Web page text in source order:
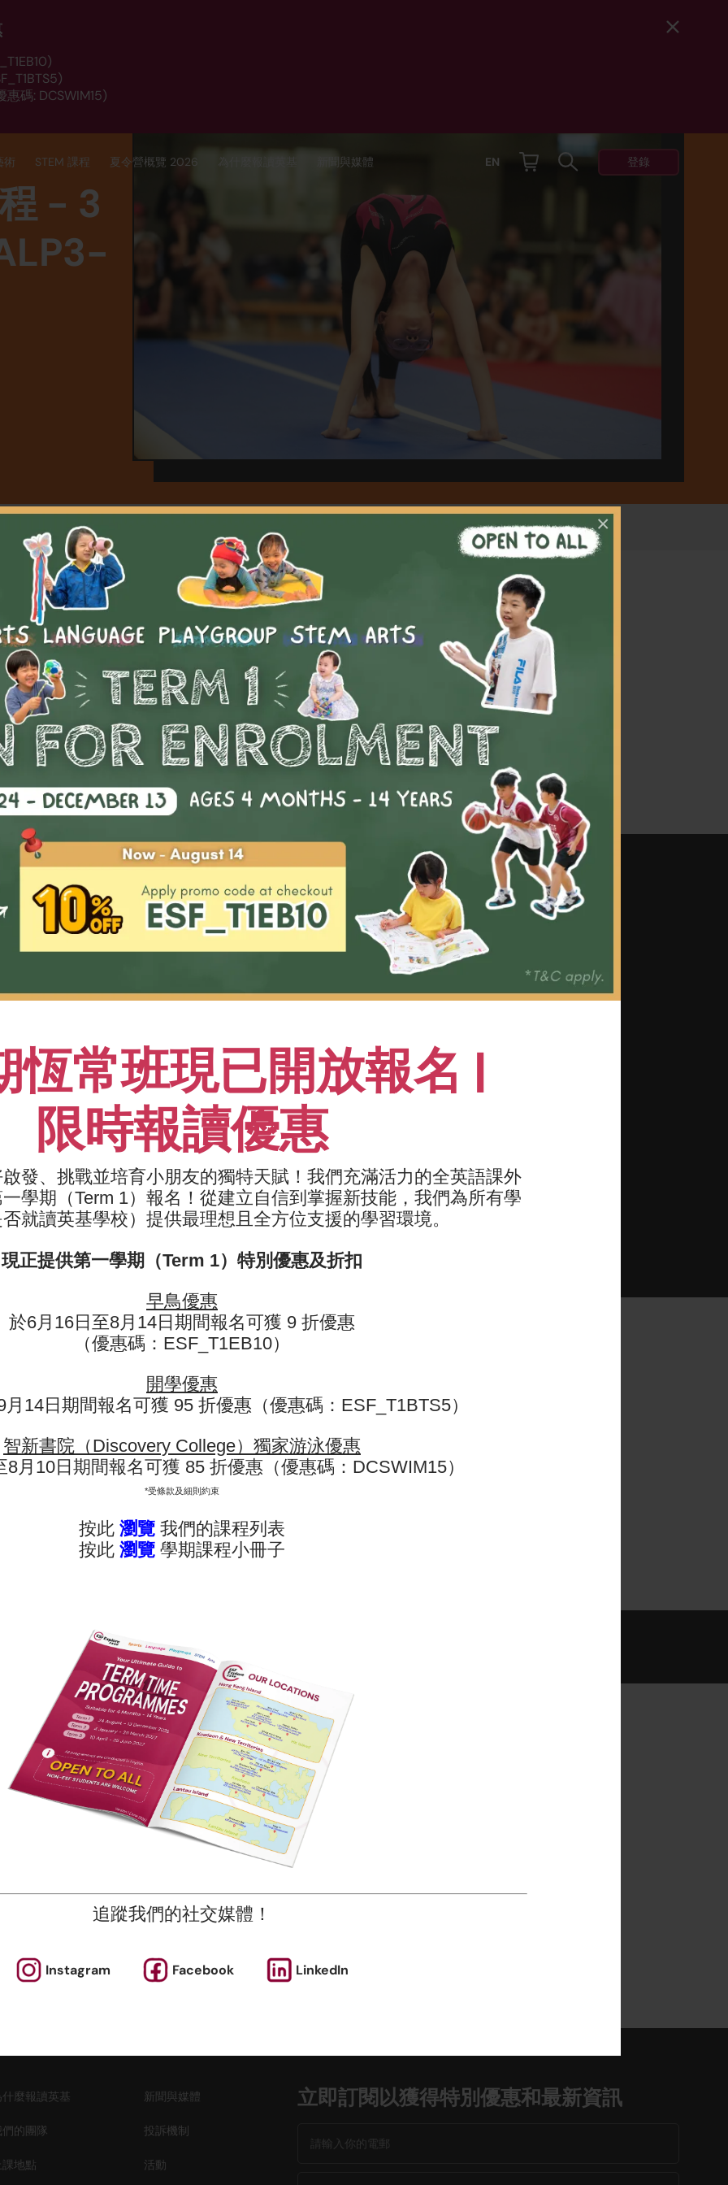
恆常班現已開放報名 |
限時報讀優惠
發、挑戰並培育小朋友的獨特天賦！我們充滿活力的全英語課外
學期（Term 1）報名！ 從建立自信到掌握新技能，我們為所有學
就讀英基學校）提供最理想且全方位支援的學習環境。
現正提供第一學期（Term 1）特別優惠及折扣
早鳥優惠
於6月16日至8月14日期間報名可獲 9 折優惠
（優惠碼：ESF_T1EB10）
開學優惠
14日期間報名可獲 95 折優惠（優惠碼：ESF_T1BTS5）
智新書院（Discovery College）獨家游泳優惠
月10日期間報名可獲 85 折優惠（優惠碼：DCSWIM15）
*受條款及細則約束
按此 瀏覽 我們的課程列表
按此 瀏覽 學期課程小冊子
追蹤我們的社交媒體！
Instagram Facebook LinkedIn
×
碼: DCSWIM15)
術 STEM 課程 夏令營概覽 2026 新聞與媒體 EN 登錄
- 3
Overview
學員的技術更上一層樓，包括展示其體操技巧。訓練將融入音樂，並
合作和比賽常強化訓練。學員不但能在比賽中獲得寶貴經驗，更能訓
隨音樂自信地完成動作。學員的努力將得到回報，並在公平競爭及比
賽中，幫助學員好好發揮。
重點及學習成果
01 透過小班授課體驗個人化的訓練和量身訂製的教學模式
隊合作
03
透過不同訓練和經驗豐富的教練指導下提升技術水平，達到學習
目標
04 鎩練敏捷度，力量，專注力，靈活性及意志力，打下成功的基礎
05 在挑戰來增強信心和成就感
the streamlining of age groups worked
Having the same age/skill level and
worked better."
School
受報名 - 查看課程年曆：
提供各種適合所有學齡的課程。 除體育課程和語言學習外，我們亦設
STEM 和遊戲小組課程。
擊“了解更多”查看我們的學期表。
麼報讀英基 新聞與媒體
的團隊 投訴機制
地點 活動
立即訂閱以獲得特別優惠和最新資訊